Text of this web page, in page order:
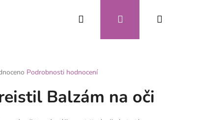
Hledat PřihlášeníNákupní
Podrobnosti hodnocení
Balzám na oči